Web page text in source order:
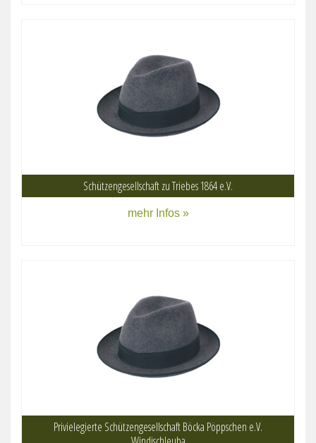
Schützengesellschaft zu Triebes 1864 e.V.
mehr Infos »
Privielegierte Schützengesellschaft Böcka Pöppschen e.V.